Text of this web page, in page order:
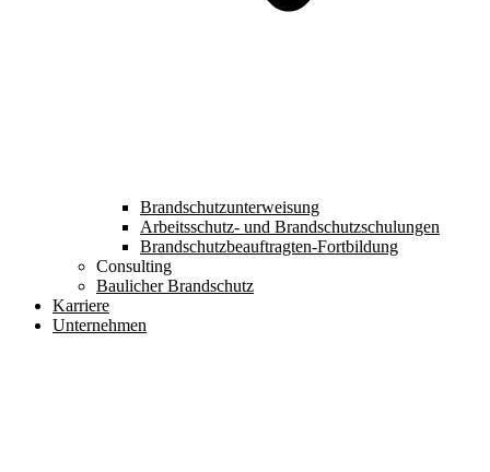
Brandschutzunterweisung
Arbeitsschutz- und Brandschutzschulungen
Brandschutzbeauftragten-Fortbildung
Consulting
Baulicher Brandschutz
Karriere
Unternehmen